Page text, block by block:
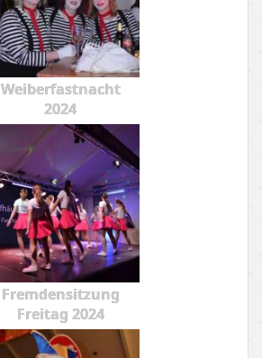
Weiberfastnacht
2024
Fremdensitzung
Freitag 2024